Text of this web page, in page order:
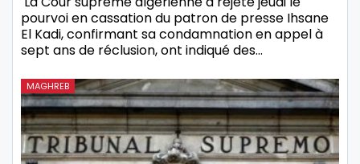
pourvoi en cassation du patron de presse Ihsane
El Kadi, confirmant sa condamnation en appel à
sept ans de réclusion, ont indiqué des…
MAGHREB